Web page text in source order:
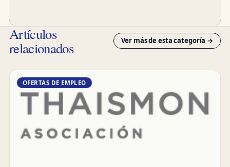
Artículos
relacionados Ver más de esta categoría →
OFERTAS DE EMPLEO